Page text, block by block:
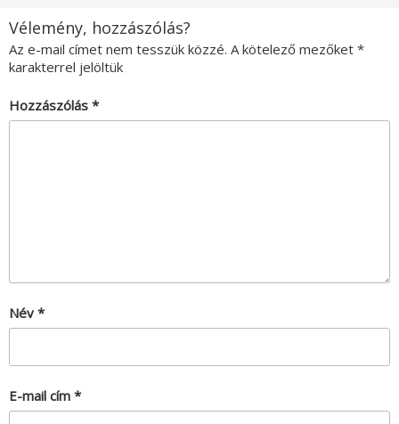
Vélemény, hozzászólás?
Az e-mail címet nem tesszük közzé. A kötelező mezőket *
karakterrel jelöltük
Hozzászólás *
Név *
E-mail cím *